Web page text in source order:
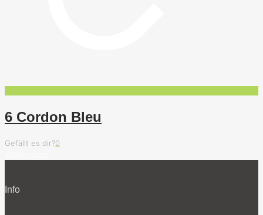
6 Cordon Bleu
Gefällt es dir?0
Info